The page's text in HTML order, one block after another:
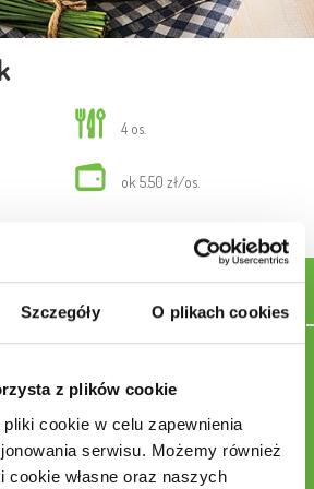
Szczegóły O plikach cookies
z plików cookie
cookie w celu zapewnienia
serwisu. Możemy również
własne oraz naszych
4 os.
ok 5.50 zł/os.
– 2 szt.